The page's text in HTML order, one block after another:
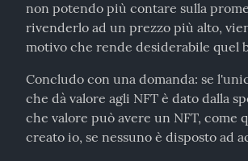
non potendo più contare sulla
rivenderlo ad un prezzo più alto,
motivo che rende desiderabile quel
Concludo con una domanda: se
che dà valore agli NFT è dato dalla
che valore può avere un NFT, come
creato io, se nessuno è disposto ad